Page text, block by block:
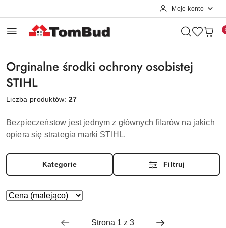
Moje konto
Orginalne środki ochrony osobistej
STIHL
Liczba produktów:27
Bezpieczeństow jest jednym z głównych filarów na jakich
opiera się strategia marki STIHL.
Kategorie Filtruj
Zastosowano
Sortuj